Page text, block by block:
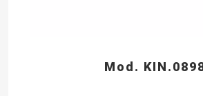
Mod.